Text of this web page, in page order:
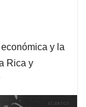
y la
Rica y